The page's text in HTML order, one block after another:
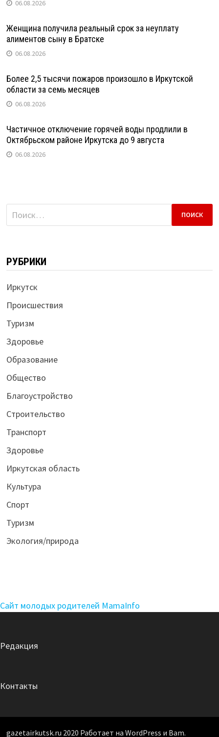
06.08.2026
Женщина получила реальный срок за неуплату
алиментов сыну в Братске
06.08.2026
Более 2,5 тысячи пожаров произошло в Иркутской
области за семь месяцев
06.08.2026
Частичное отключение горячей воды продлили в
Октябрьском районе Иркутска до 9 августа
06.08.2026
Найти:
РУБРИКИ
Иркутск
Происшествия
Туризм
Здоровье
Образование
Общество
Благоустройство
Строительство
Транспорт
Здоровье
Иркутская область
Культура
Спорт
Туризм
Экология/природа
Сайт молодых родителей MamaInfo
Редакция
Контакты
gazetairkutsk.ru 2020 Работает на WordPress и Bam.